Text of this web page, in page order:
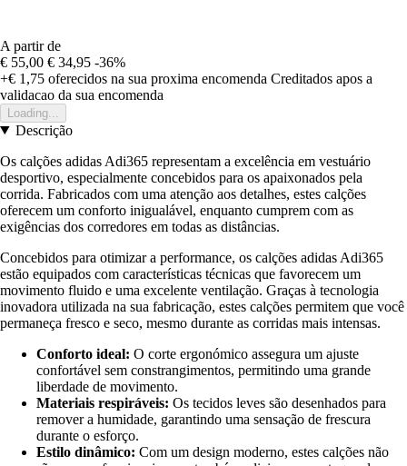
A partir de
€ 55,00 € 34,95 -36%
+€ 1,75 oferecidos na sua proxima encomenda Creditados apos a
validacao da sua encomenda
Loading...
Descrição
Os calções adidas Adi365 representam a excelência em vestuário
desportivo, especialmente concebidos para os apaixonados pela
corrida. Fabricados com uma atenção aos detalhes, estes calções
oferecem um conforto inigualável, enquanto cumprem com as
exigências dos corredores em todas as distâncias.
Concebidos para otimizar a performance, os calções adidas Adi365
estão equipados com características técnicas que favorecem um
movimento fluido e uma excelente ventilação. Graças à tecnologia
inovadora utilizada na sua fabricação, estes calções permitem que você
permaneça fresco e seco, mesmo durante as corridas mais intensas.
Conforto ideal: O corte ergonómico assegura um ajuste
confortável sem constrangimentos, permitindo uma grande
liberdade de movimento.
Materiais respiráveis: Os tecidos leves são desenhados para
remover a humidade, garantindo uma sensação de frescura
durante o esforço.
Estilo dinâmico: Com um design moderno, estes calções não